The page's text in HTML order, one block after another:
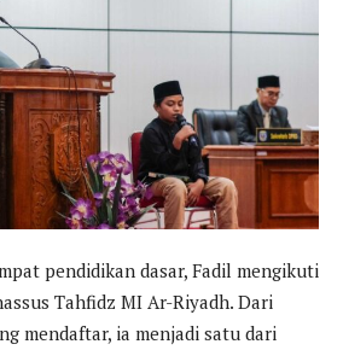
pendidikan dasar, Fadil mengikuti
Tahfidz MI Ar-Riyadh. Dari
mendaftar, ia menjadi satu dari